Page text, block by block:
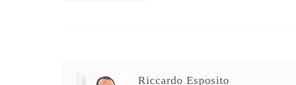
Riccardo Esposito